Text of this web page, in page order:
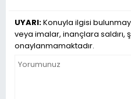
UYARI:Konuyla ilgisi
veya imalar, inançlara saldırı,
onaylanmamaktadır.